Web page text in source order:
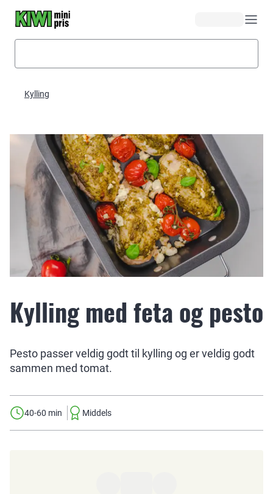
Kylling
Kylling med feta og pesto
Pesto passer veldig godt til kylling og er veldig godt
sammen med tomat.
40-60 min Middels